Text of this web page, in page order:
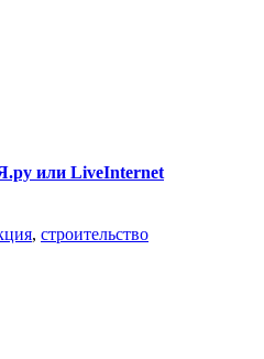
или LiveInternet
, строительство